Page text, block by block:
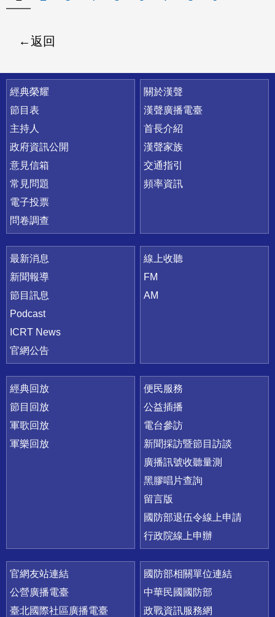
返回
快速連結
經典榮耀
節目表
主持人
政府資訊公開
意見信箱
常見問題
電子投票
問卷調查
關於漢聲
漢聲廣播電臺
首長介紹
漢聲家族
交通指引
頻率資訊
最新消息
新聞報導
節目訊息
Podcast
ICRT News
官網公告
線上收聽
FM
AM
經典回放
節目回放
軍歌回放
軍樂回放
便民服務
公益插播
電台參訪
新聞採訪暨節目訪談
廣播訊號收聽量測
黑膠唱片查詢
留言版
國防部退伍令線上申請
行政院線上申辦
官網友站連結
公營廣播電臺
臺北國際社區廣播電臺
國防部相關單位連結
中華民國國防部
政戰資訊服務網